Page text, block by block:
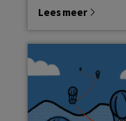
Lees meer